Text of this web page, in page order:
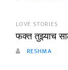
LOVE STORIES
फक्त तुझ्याच
RESHMA